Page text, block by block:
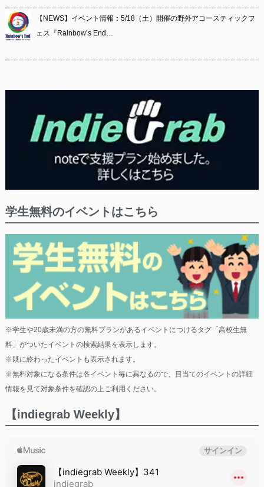
【NEWS】イベント情報：5/18（土）開催の野外アコースティックフ
ェス『Rainbow’s End…
学生無料のイベントはこちら
※学生や20歳未満の方の無料プランがあるイベントにつけるタグ「高校生無
料」がついたイベントの検索結果を表示します。
※既に終わったイベントも表示されます。
※無料対象になる条件は各イベント毎に異なるので、目当てのイベントの詳細
情報を見て対象条件を確認の上ご利用ください。
【indiegrab Weekly】